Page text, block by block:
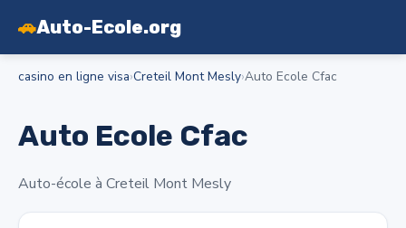
🚗Auto-Ecole.org
casino en ligne visa›Creteil Mont Mesly›Auto Ecole Cfac
Auto Ecole Cfac
Auto-école à Creteil Mont Mesly